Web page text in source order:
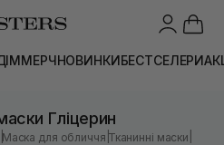
МЕРЧНОВИНКИБЕСТСЕЛЕРИ
Гліцерин
|Маска для обличчя |Тканинні маски